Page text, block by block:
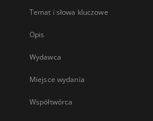
Temat i słowa kluczowe
Opis
Wydawca
Miejsce wydania
Współtwórca